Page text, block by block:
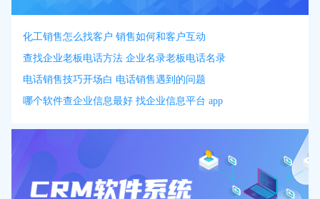
化工销售怎么找客户 销售如何和客户互动
查找企业老板电话方法 企业名录老板电话名录
电话销售技巧开场白 电话销售遇到的问题
哪个软件查企业信息最好 找企业信息平台 app